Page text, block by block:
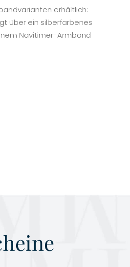
erhältlich:
über ein silberfarbenes
Navitimer-Armband